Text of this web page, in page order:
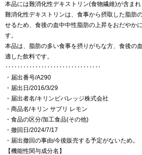
本品には難消化性デキストリン(食物繊維)が含まれ
難消化性デキストリンは、食事から摂取した脂肪
せるため、食後の血中中性脂肪の上昇をおだやか
す。
本品は、脂肪の多い食事を摂りがちな方、食後の
適した飲料です。
‥‥‥‥‥‥‥‥‥‥‥‥‥‥‥‥
・届出番号/A290
・届出日/2016/3/29
・届出者名/キリンビバレッジ株式会社
・商品名/キリン サプリ レモン
・食品の区分/加工食品(その他)
・撤回日/2024/7/17
・届出撤回の事由/今後販売する予定がないため。
【機能性関与成分名】